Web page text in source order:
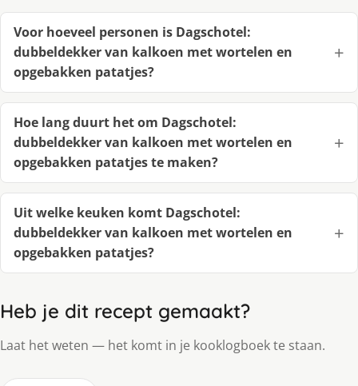
Voor hoeveel personen is Dagschotel:
dubbeldekker van kalkoen met wortelen en
opgebakken patatjes?
Hoe lang duurt het om Dagschotel:
dubbeldekker van kalkoen met wortelen en
opgebakken patatjes te maken?
Uit welke keuken komt Dagschotel:
dubbeldekker van kalkoen met wortelen en
opgebakken patatjes?
Heb je dit recept gemaakt?
Laat het weten — het komt in je kooklogboek te staan.